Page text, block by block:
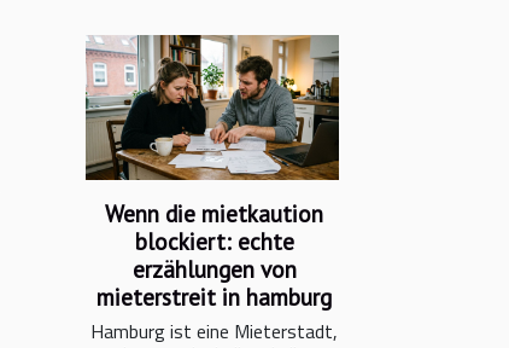
Wenn die mietkaution
blockiert: echte
erzählungen von
mieterstreit in hamburg
Hamburg ist eine Mieterstadt,